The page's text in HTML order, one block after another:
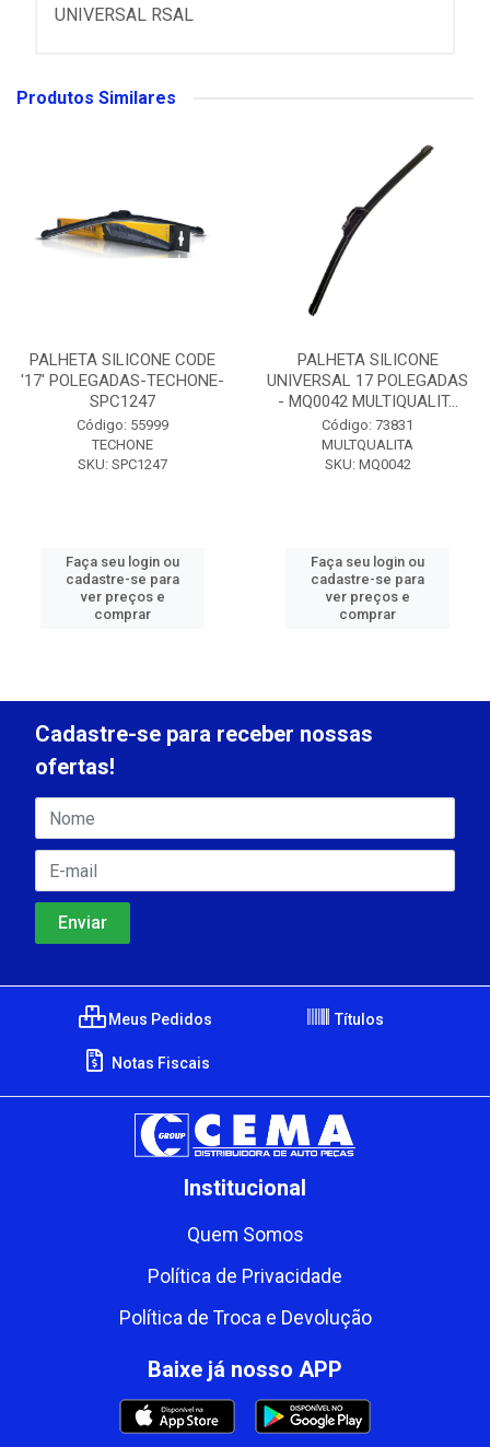
UNIVERSAL RSAL
Produtos Similares
PALHETA SILICONE CODE
'17' POLEGADAS-TECHONE-
SPC1247
Código: 55999
TECHONE
SKU: SPC1247
Faça seu login ou
cadastre-se para
ver preços e
comprar
PALHETA SILICONE
UNIVERSAL 17 POLEGADAS
- MQ0042 MULTIQUALIT...
Código: 73831
MULTQUALITA
SKU: MQ0042
Faça seu login ou
cadastre-se para
ver preços e
comprar
Cadastre-se para receber nossas
ofertas!
Meus Pedidos Títulos
Notas Fiscais
Institucional
Quem Somos
Política de Privacidade
Política de Troca e Devolução
Baixe já nosso APP